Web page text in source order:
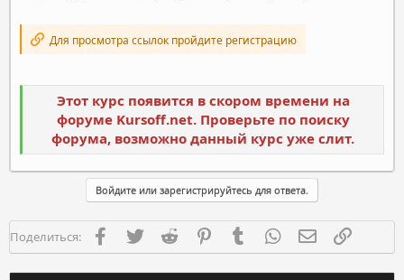
Для просмотра ссылок пройдите регистрацию
Этот курс появится в скором времени на
форуме Kursoff.net. Проверьте по поиску
форума, возможно данный курс уже слит.
Войдите или зарегистрируйтесь для ответа.
Поделиться: FacebookTwitter Reddit PinterestTumblr WhatsAppЭлектронная